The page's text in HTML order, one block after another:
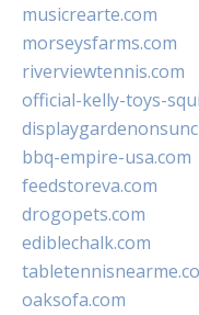
musicrearte.com
morseysfarms.com
riverviewtennis.com
official-kelly-toys-
bbq-empire-usa.com
feedstoreva.com
drogopets.com
ediblechalk.com
oaksofa.com